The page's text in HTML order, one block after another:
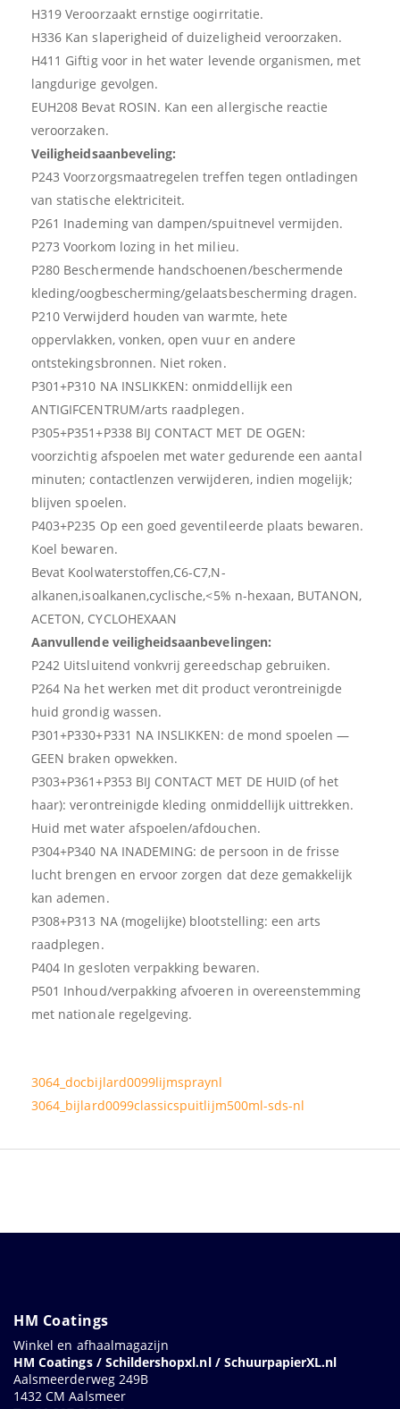
H319 Veroorzaakt ernstige oogirritatie.
H336 Kan slaperigheid of duizeligheid veroorzaken.
H411 Giftig voor in het water levende organismen, met
langdurige gevolgen.
EUH208 Bevat ROSIN. Kan een allergische reactie
veroorzaken.
Veiligheidsaanbeveling:
P243 Voorzorgsmaatregelen treffen tegen ontladingen
van statische elektriciteit.
P261 Inademing van dampen/spuitnevel vermijden.
P273 Voorkom lozing in het milieu.
P280 Beschermende handschoenen/beschermende
kleding/oogbescherming/gelaatsbescherming dragen.
P210 Verwijderd houden van warmte, hete
oppervlakken, vonken, open vuur en andere
ontstekingsbronnen. Niet roken.
P301+P310 NA INSLIKKEN: onmiddellijk een
ANTIGIFCENTRUM/arts raadplegen.
P305+P351+P338 BIJ CONTACT MET DE OGEN:
voorzichtig afspoelen met water gedurende een aantal
minuten; contactlenzen verwijderen, indien mogelijk;
blijven spoelen.
P403+P235 Op een goed geventileerde plaats bewaren.
Koel bewaren.
Bevat Koolwaterstoffen,C6-C7,N-
alkanen,isoalkanen,cyclische,<5% n-hexaan, BUTANON,
ACETON, CYCLOHEXAAN
Aanvullende veiligheidsaanbevelingen:
P242 Uitsluitend vonkvrij gereedschap gebruiken.
P264 Na het werken met dit product verontreinigde
huid grondig wassen.
P301+P330+P331 NA INSLIKKEN: de mond spoelen —
GEEN braken opwekken.
P303+P361+P353 BIJ CONTACT MET DE HUID (of het
haar): verontreinigde kleding onmiddellijk uittrekken.
Huid met water afspoelen/afdouchen.
P304+P340 NA INADEMING: de persoon in de frisse
lucht brengen en ervoor zorgen dat deze gemakkelijk
kan ademen.
P308+P313 NA (mogelijke) blootstelling: een arts
raadplegen.
P404 In gesloten verpakking bewaren.
P501 Inhoud/verpakking afvoeren in overeenstemming
met nationale regelgeving.
3064_docbijlard0099lijmspraynl
3064_bijlard0099classicspuitlijm500ml-sds-nl
HM Coatings
Winkel en afhaalmagazijn
HM Coatings / Schildershopxl.nl / SchuurpapierXL.nl
Aalsmeerderweg 249B
1432 CM Aalsmeer